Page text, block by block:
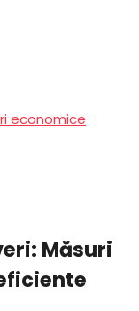
economice
Măsuri